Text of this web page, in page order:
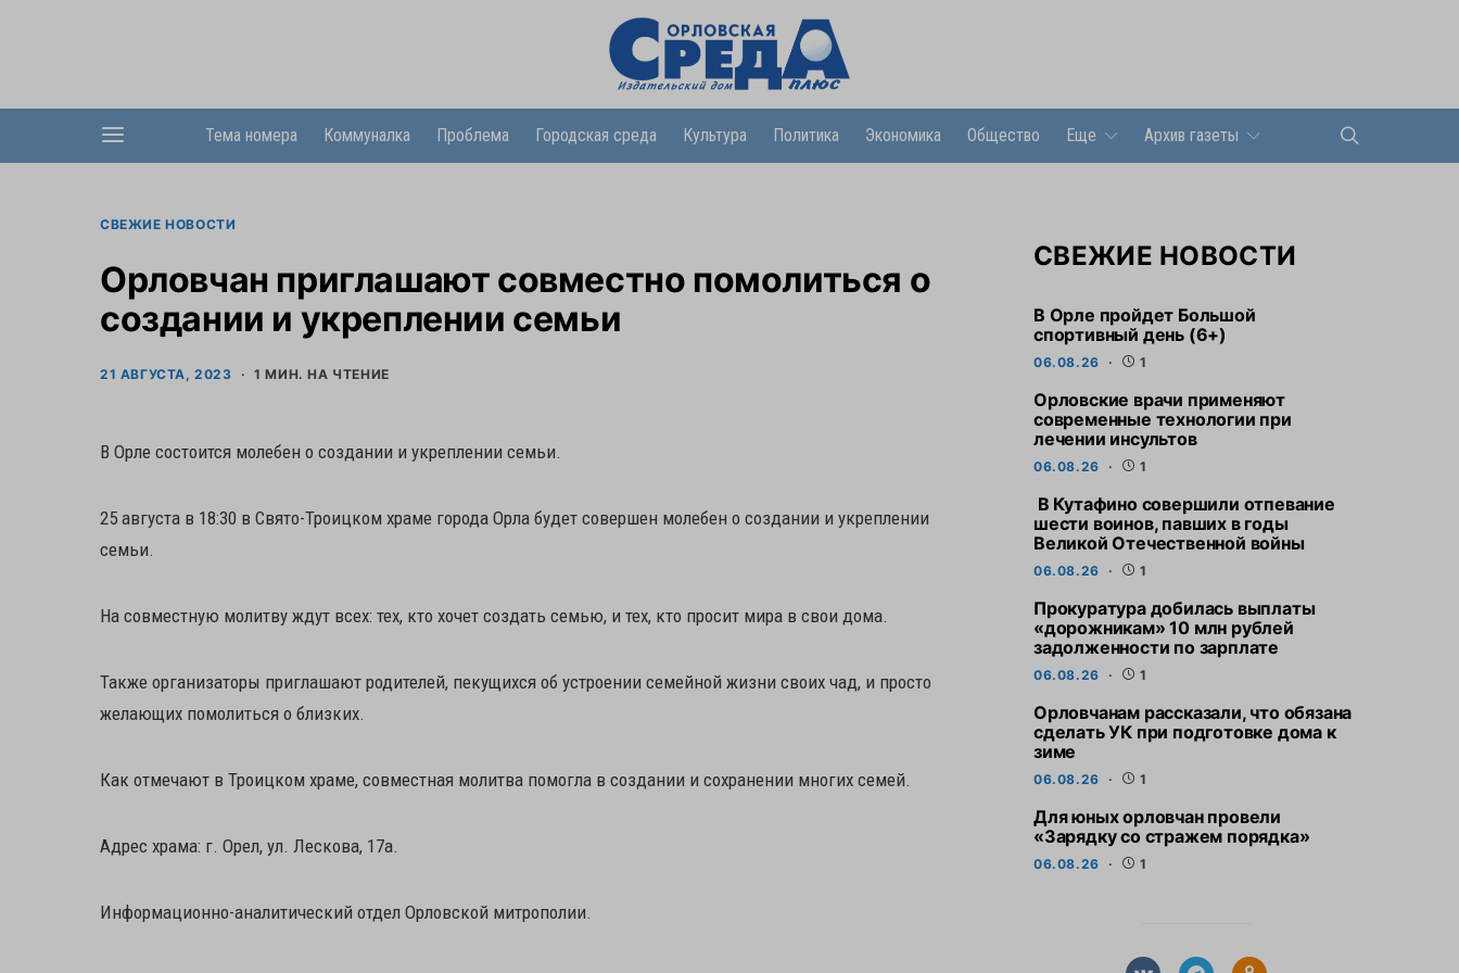
Тема номера Коммуналка Проблема Городская среда Культура Политика Экономика Общество Еще Архив газеты
СВЕЖИЕ НОВОСТИ
Орловчан приглашают совместно помолиться о
создании и укреплении семьи
21 АВГУСТА, 2023 1 МИН. НА ЧТЕНИЕ
В Орле состоится молебен о создании и укреплении семьи.
25 августа в 18:30 в Свято-Троицком храме города Орла будет совершен молебен о создании и укреплении
семьи.
На совместную молитву ждут всех: тех, кто хочет создать семью, и тех, кто просит мира в свои дома.
Также организаторы приглашают родителей, пекущихся об устроении семейной жизни своих чад, и просто
желающих помолиться о близких.
Как отмечают в Троицком храме, совместная молитва помогла в создании и сохранении многих семей.
Адрес храма: г. Орел, ул. Лескова, 17а.
Информационно-аналитический отдел Орловской митрополии.
СВЕЖИЕ НОВОСТИ
В Орле пройдет Большой
спортивный день (6+)
06.08.26 1
Орловские врачи применяют
современные технологии при
лечении инсультов
06.08.26 1
В Кутафино совершили отпевание
шести воинов, павших в годы
Великой Отечественной войны
06.08.26 1
Прокуратура добилась выплаты
«дорожникам» 10 млн рублей
задолженности по зарплате
06.08.26 1
Орловчанам рассказали, что обязана
сделать УК при подготовке дома к
зиме
06.08.26 1
Для юных орловчан провели
«Зарядку со стражем порядка»
06.08.26 1